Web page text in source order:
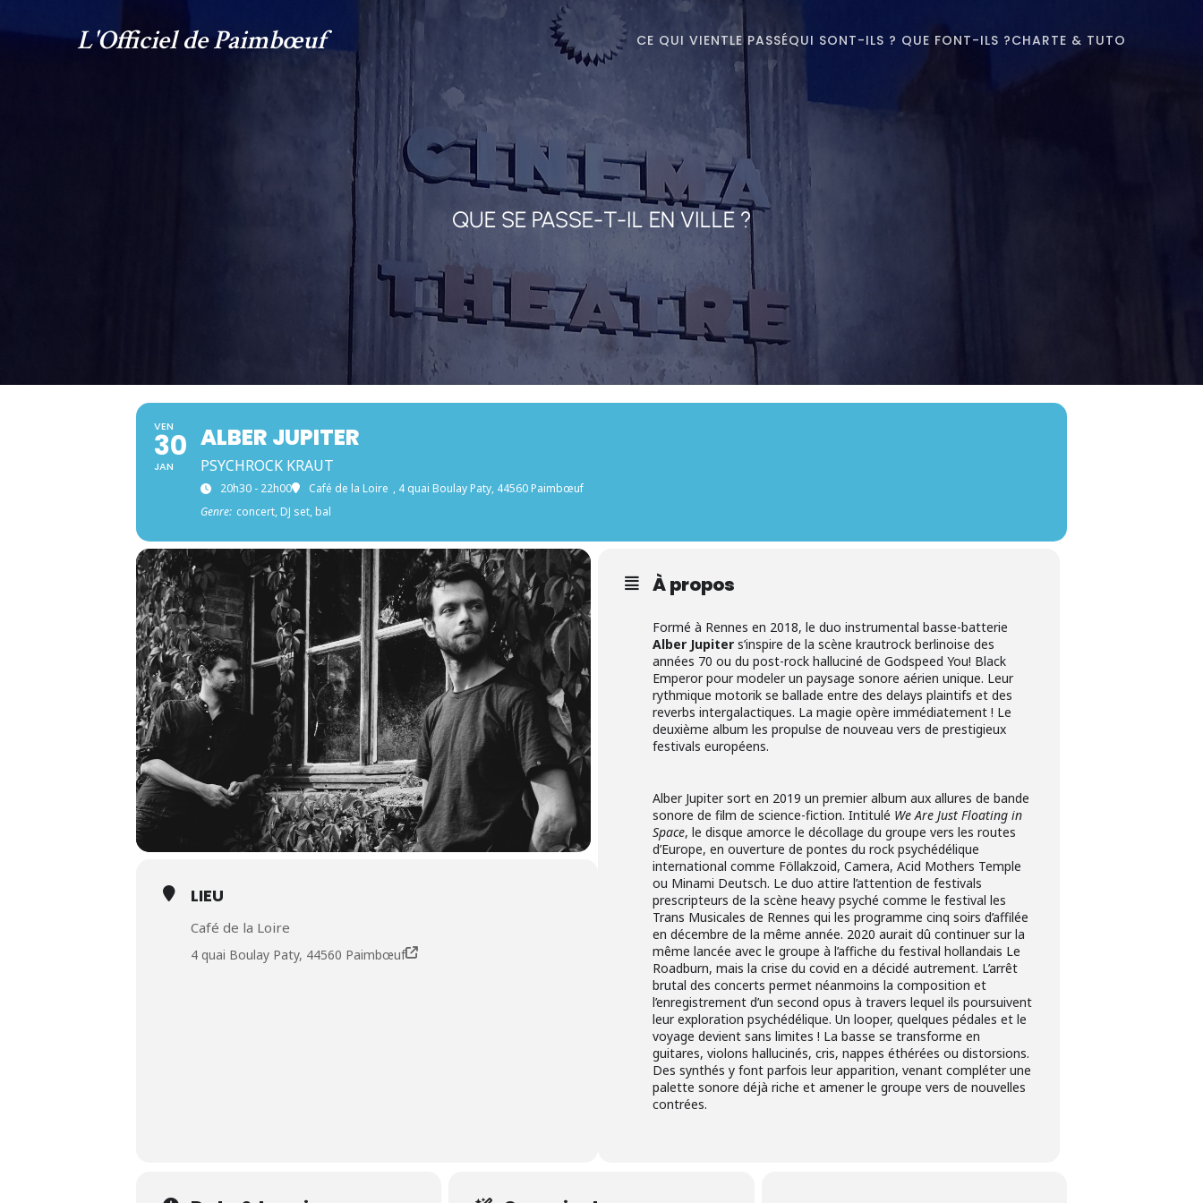
L'Officiel de Paimbœuf CE QUI VIENTLE PASSÉQUI SONT-ILS ? QUE FONT-ILS ?CHARTE & TUTO
QUE SE PASSE-T-IL EN VILLE ?
VEN
30
JAN
ALBER JUPITER
PSYCHROCK KRAUT
20h30 - 22h00 Café de la Loire , 4 quai Boulay Paty, 44560 Paimbœuf
Genre: concert, DJ set, bal
À propos
Formé à Rennes en 2018, le duo instrumental basse-batterie
Alber Jupiter s’inspire de la scène krautrock berlinoise des
années 70 ou du post-rock halluciné de Godspeed You! Black
Emperor pour modeler un paysage sonore aérien unique. Leur
rythmique motorik se ballade entre des delays plaintifs et des
reverbs intergalactiques. La magie opère immédiatement ! Le
deuxième album les propulse de nouveau vers de prestigieux
festivals européens.
Alber Jupiter sort en 2019 un premier album aux allures de bande
sonore de film de science-fiction. Intitulé We Are Just Floating in
Space, le disque amorce le décollage du groupe vers les routes
d’Europe, en ouverture de pontes du rock psychédélique
international comme Föllakzoid, Camera, Acid Mothers Temple
ou Minami Deutsch. Le duo attire l’attention de festivals
prescripteurs de la scène heavy psyché comme le festival les
Trans Musicales de Rennes qui les programme cinq soirs d’affilée
en décembre de la même année. 2020 aurait dû continuer sur la
même lancée avec le groupe à l’affiche du festival hollandais Le
Roadburn, mais la crise du covid en a décidé autrement. L’arrêt
brutal des concerts permet néanmoins la composition et
l’enregistrement d’un second opus à travers lequel ils poursuivent
leur exploration psychédélique. Un looper, quelques pédales et le
voyage devient sans limites ! La basse se transforme en
guitares, violons hallucinés, cris, nappes éthérées ou distorsions.
Des synthés y font parfois leur apparition, venant compléter une
palette sonore déjà riche et amener le groupe vers de nouvelles
contrées.
LIEU
Café de la Loire
4 quai Boulay Paty, 44560 Paimbœuf